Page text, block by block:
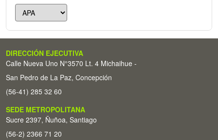
DIRECCIÓN EJECUTIVA
Calle Nueva Uno N°3570 Lt. 4 Michaihue -
San Pedro de La Paz, Concepción
(56-41) 285 32 60
SEDE METROPOLITANA
Sucre 2397, Ñuñoa, Santiago
(56-2) 2366 71 20